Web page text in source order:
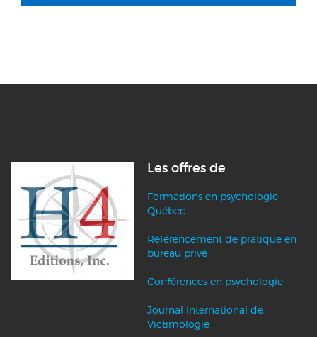
Les offres de
Formations en psychologie -
Québec
Référencement de pratique en
bureau privé
Conférences en psychologie
Journal International de
Victimologie